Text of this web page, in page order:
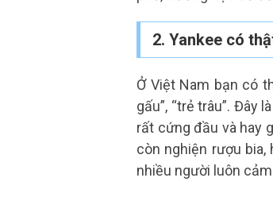
2. Yankee có
Ở Việt Nam bạn có
gấu”, “trẻ trâu”. Đây
rất cứng đầu và hay
còn nghiện rượu
nhiều người luôn